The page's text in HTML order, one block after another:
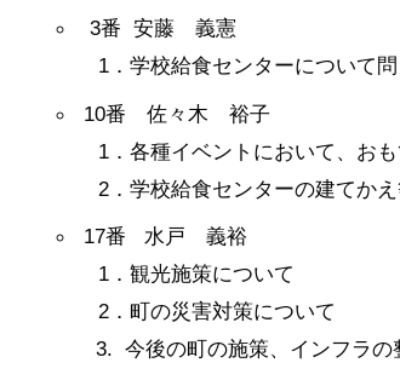
3番 安藤 義憲
1．学校給食センターについて問
10番 佐々木 裕子
1．各種イベントにおいて、お
2．学校給食センターの建てかえ
17番 水戸 義裕
1．観光施策について
2．町の災害対策について
3. 今後の町の施策、インフラの